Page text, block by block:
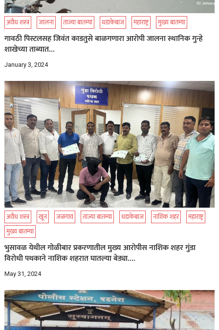
अवैध शस्त्र जालना ताज्या बातम्या धडाकेबाज महाराष्ट्र मुख्य बातम्या
गावठी पिस्टलसह जिवंत काडतुसे बाळगणारा आरोपी जालना स्थानिक गुन्हे
शाखेच्या ताब्यात…
January 3, 2024
अवैध शस्त्र खून जळगाव ताज्या बातम्या धडाकेबाज नाशिक शहर
महाराष्ट्र
मुख्य बातम्या
भुसावळ येथील गोळीबार प्रकरणातील मुख्य आरोपीस नाशिक शहर गुंडा
विरोधी पथकाने नाशिक शहरात घातल्या बेड्या….
May 31, 2024